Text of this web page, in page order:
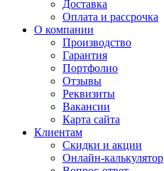
Доставка
Оплата и рассрочка
О компании
Производство
Гарантия
Портфолио
Отзывы
Реквизиты
Вакансии
Карта сайта
Клиентам
Скидки и акции
Онлайн-калькулятор